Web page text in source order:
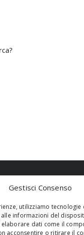
Gestisci Consenso
utilizziamo tecnologie
informazioni del
dati come il
acconsentire o ritirare il